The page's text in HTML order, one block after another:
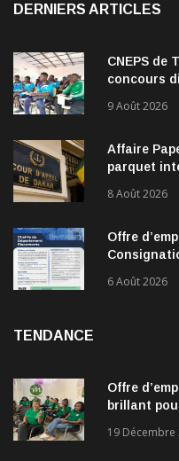
DERNIERS ARTICLES
CNEPS de
concours
9 Août 2026
Affaire
parquet
8 Août 2026
Offre
6 Août 2026
TENDANCE
Offre
brillant
19 Décembre